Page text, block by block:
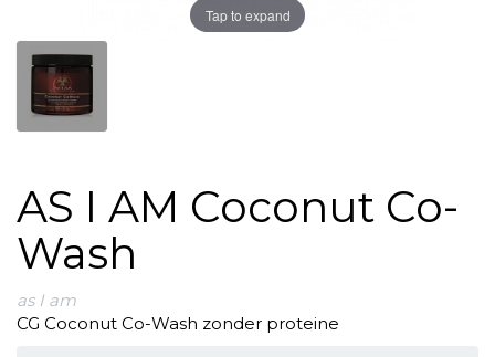
Tap to expand
AS I AM Coconut Co-
Wash
as I am
CG Coconut Co-Wash zonder proteine